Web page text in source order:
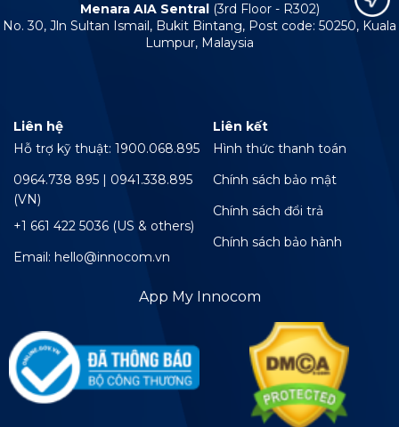
Menara AIA Sentral (3rd Floor - R302)
No. 30, Jln Sultan Ismail, Bukit Bintang, Post code: 50250, Kuala
Lumpur, Malaysia
Liên hệ
Hỗ trợ kỹ thuật: 1900.068.895
0964.738 895 | 0941.338.895
(VN)
+1 661 422 5036 (US & others)
Email: hello@innocom.vn
Liên kết
Hình thức thanh toán
Chính sách bảo mật
Chính sách đổi trả
Chính sách bảo hành
App My Innocom